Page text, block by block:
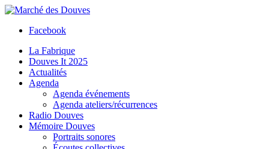
Facebook
La Fabrique
Douves It 2025
Actualités
Agenda
Agenda événements
Agenda ateliers/récurrences
Radio Douves
Mémoire Douves
Portraits sonores